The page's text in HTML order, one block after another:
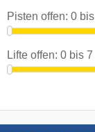
Pisten offen: 0 bis
Lifte offen: 0 bis 7